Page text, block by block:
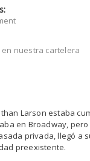
nuestra cartelera
Larson estaba
en Broadway,
privada, llegó a
preexistente.